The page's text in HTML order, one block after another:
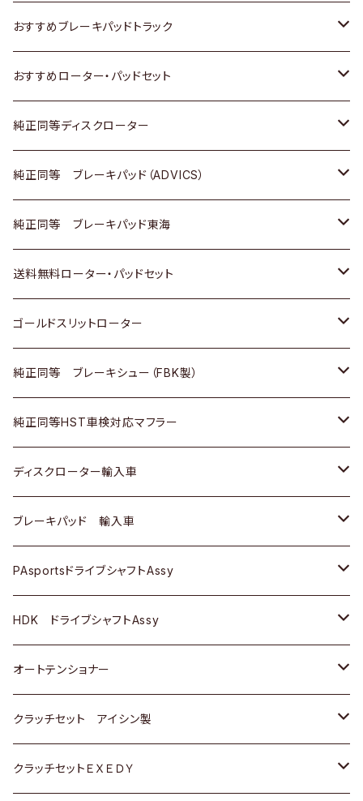
いすゞ
ダイハツ
マツダ
三菱
スバル
日野
三菱ふそう
ＢＭＷ
日産
いすゞ
ダイハツ
マツダ
三菱
日野
三菱ふそう
日産
いすゞ
ダイハツ
三菱
日野
三菱ふそう
その他
ホンダ
スズキ
日産
ダイハツ
マツダ
三菱
スバル
トヨタ
ホンダ
スズキ
日産
いすゞ
ダイハツ
マツダ
三菱
スバル
おすすめブレーキパッドトラック
トヨタ
日産
いすゞ
ダイハツ
マツダ
三菱
おすすめローター・パッドセット
トヨタ
ホンダ
スズキ
日産
ダイハツ
マツダ
三菱
スバル
純正同等ディスクローター
トヨタ
ホンダ
スズキ
日産
いすゞ
ダイハツ
マツダ
三菱
スバル
ＢＥＮＺ
純正同等 ブレーキパッド（ADVICS）
トヨタ
ホンダ
スズキ
日産
ダイハツ
マツダ
三菱
スバル
純正同等 ブレーキパッド東海
トヨタ
ホンダ
日産
いすゞ
ダイハツ
マツダ
三菱
スバル
送料無料ローター・パッドセット
トヨタ
ホンダ
スズキ
日産
ダイハツ
マツダ
三菱
スバル
ゴールドスリットローター
トヨタ
ホンダ
スズキ
日産
ダイハツ
マツダ
三菱
スバル
純正同等 ブレーキシュー（FBK製）
ホンダ
スズキ
日産
ダイハツ
マツダ
三菱
スバル
純正同等HST車検対応マフラー
トヨタ
ホンダ
スズキ
日産
いすゞ
ダイハツ
マツダ
ディスクローター輸入車
ＡＵＤＩ
ＢＥＮＺ
ＢＭＷ
GOLF
ＷＡＧＥＮ
アストロ（シボレー）
ブレーキパッド 輸入車
ＢＥＮＺ
ＢＭＷ
ＷＡＧＥＮ
ＶＯＬＶＯ
PAsportsドライブシャフトAssy
トヨタ
ホンダ
スズキ
日産
HDK ドライブシャフトAssy
スズキ
ダイハツ
日産
オートテンショナー
トヨタ
クラッチセット アイシン製
ホンダ
クラッチセットＥＸＥＤＹ